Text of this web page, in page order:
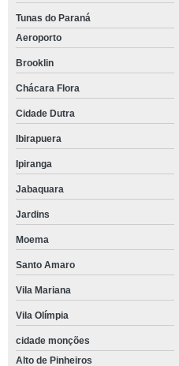
Tunas do Paraná
Aeroporto
Brooklin
Chácara Flora
Cidade Dutra
Ibirapuera
Ipiranga
Jabaquara
Jardins
Moema
Santo Amaro
Vila Mariana
Vila Olímpia
cidade monções
Alto de Pinheiros